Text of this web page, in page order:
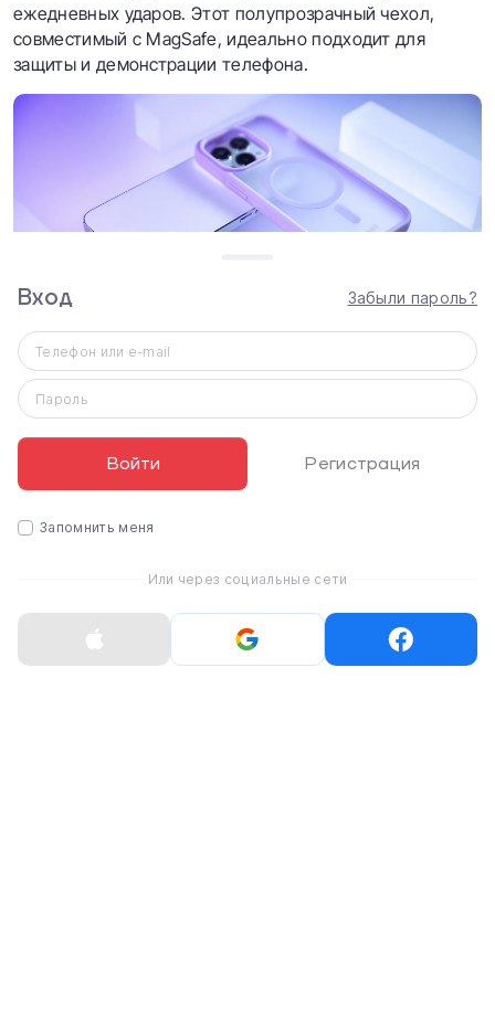
ежедневных ударов. Этот полупрозрачный чехол,
совместимый с MagSafe, идеально подходит для
защиты и демонстрации телефона.
Вход Забыли пароль?
Телефон или e-mail
Пароль
Войти Регистрация
Запомнить меня
Или через социальные сети